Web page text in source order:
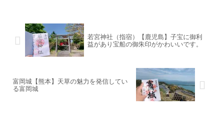
若宮神社（指宿）【鹿児島】子宝に御利
益があり宝船の御朱印がかわいいです。
富岡城【熊本】天草の魅力を発信してい
る富岡城